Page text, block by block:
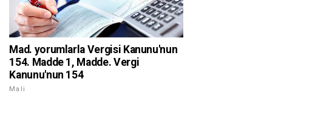
Mad. yorumlarla Vergisi Kanunu'nun
154. Madde 1, Madde. Vergi
Kanunu'nun 154
Mali